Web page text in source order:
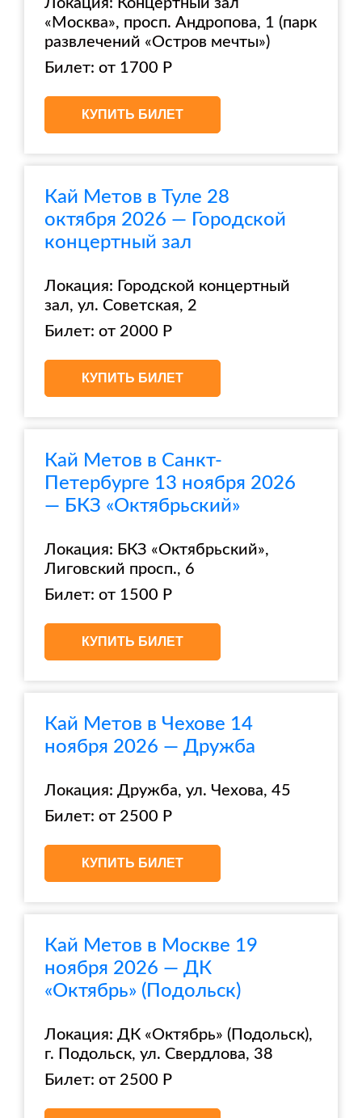
Локация: Концертный зал
«Москва», просп. Андропова, 1 (парк
развлечений «Остров мечты»)
Билет: от 1700 Р
КУПИТЬ БИЛЕТ
Кай Метов в Туле 28
октября 2026 — Городской
концертный зал
Локация: Городской концертный
зал, ул. Советская, 2
Билет: от 2000 Р
КУПИТЬ БИЛЕТ
Кай Метов в Санкт-
Петербурге 13 ноября 2026
— БКЗ «Октябрьский»
Локация: БКЗ «Октябрьский»,
Лиговский просп., 6
Билет: от 1500 Р
КУПИТЬ БИЛЕТ
Кай Метов в Чехове 14
ноября 2026 — Дружба
Локация: Дружба, ул. Чехова, 45
Билет: от 2500 Р
КУПИТЬ БИЛЕТ
Кай Метов в Москве 19
ноября 2026 — ДК
«Октябрь» (Подольск)
Локация: ДК «Октябрь» (Подольск),
г. Подольск, ул. Свердлова, 38
Билет: от 2500 Р